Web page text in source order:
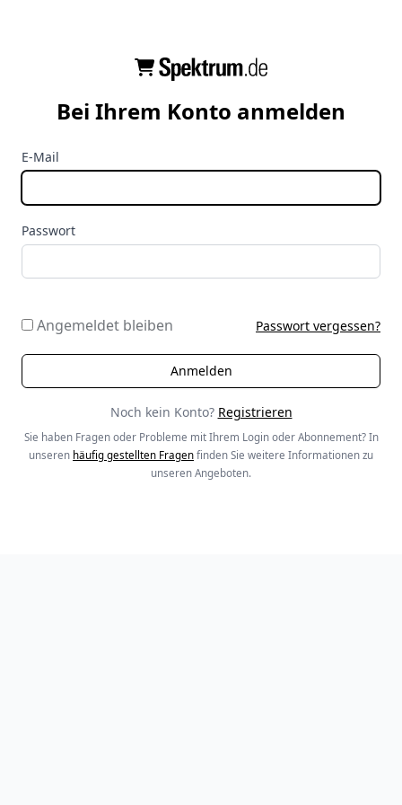
Bei Ihrem Konto anmelden
E-Mail
Passwort
Angemeldet bleiben Passwort vergessen?
Noch kein Konto? Registrieren
Sie haben Fragen oder Probleme mit Ihrem Login oder Abonnement? In
unseren häufig gestellten Fragen finden Sie weitere Informationen zu
unseren Angeboten.